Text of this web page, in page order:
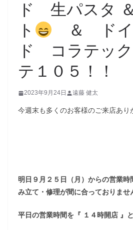
ド 生パスタ
ト
＆ ドイ
ド コラテッ
テ１０５！！
2023年9月24日 遠藤 健太
今週末も多くのお客様のご来店あり
明日９月２５日（月）からの営業時
み立て・修理が間に合っておりませ
平日の営業時間を『 １４時開店 』